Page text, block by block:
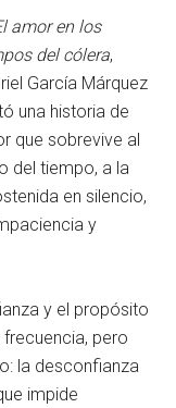
amor en los
del cólera,
García Márquez
una historia de
que sobrevive al
del tiempo, a la
en silencio,
y
y el propósito
pero
la desconfianza
impide